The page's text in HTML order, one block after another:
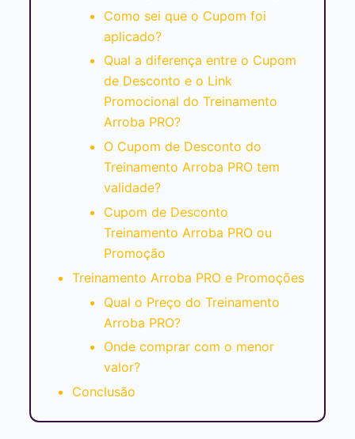
Como sei que o Cupom foi
aplicado?
Qual a diferença entre o Cupom
de Desconto e o Link
Promocional do Treinamento
Arroba PRO?
O Cupom de Desconto do
Treinamento Arroba PRO tem
validade?
Cupom de Desconto
Treinamento Arroba PRO ou
Promoção
Treinamento Arroba PRO e Promoções
Qual o Preço do Treinamento
Arroba PRO?
Onde comprar com o menor
valor?
Conclusão